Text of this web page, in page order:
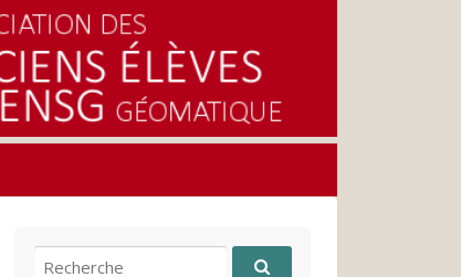
Recherche pour: